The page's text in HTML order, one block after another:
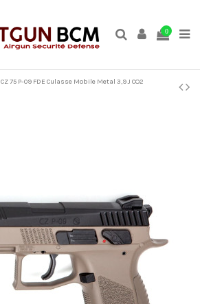
0
CZ 75 P-09 FDE Culasse Mobile Metal 3,9 J CO2